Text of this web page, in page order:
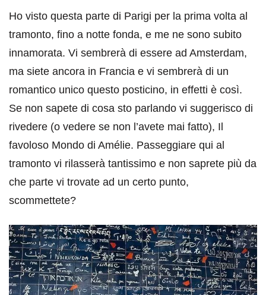
Ho visto questa parte di Parigi per la prima volta al
tramonto, fino a notte fonda, e me ne sono subito
innamorata. Vi sembrerà di essere ad Amsterdam,
ma siete ancora in Francia e vi sembrerà di un
romantico unico questo posticino, in effetti è così.
Se non sapete di cosa sto parlando vi suggerisco di
rivedere (o vedere se non l’avete mai fatto), Il
favoloso Mondo di Amélie. Passeggiare qui al
tramonto vi rilasserà tantissimo e non saprete più da
che parte vi trovate ad un certo punto,
scommettete?